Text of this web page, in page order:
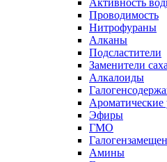
Активность
Проводимость
Нитрофураны
Алканы
Подсластители
Заменители
Алкалоиды
Ароматические
Эфиры
ГМО
Амины